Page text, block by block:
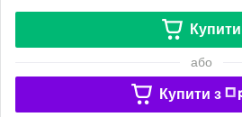
Купити
або
Купити з